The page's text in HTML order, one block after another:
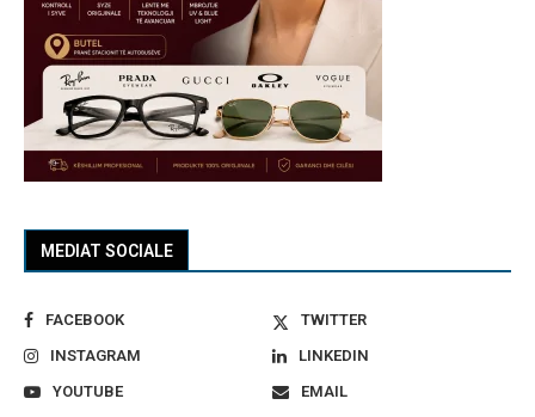
MEDIAT SOCIALE
FACEBOOK
TWITTER
INSTAGRAM
LINKEDIN
YOUTUBE
EMAIL